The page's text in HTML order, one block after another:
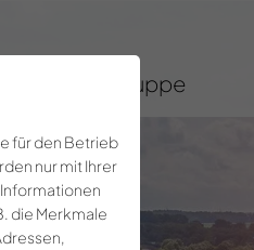
Noerpel-Gruppe
für den Betrieb
nur mit Ihrer
die Merkmale